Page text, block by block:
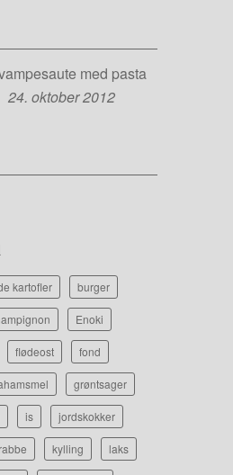
med pasta
24. oktober 2012
kartofler burger
Enoki
flødeost fond
grøntsager
is jordskokker
kylling laks